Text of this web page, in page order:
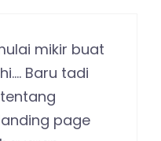
mikir buat
Baru tadi
page